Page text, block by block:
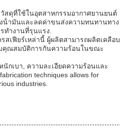
สดุที่ใช้ในอุตสาหกรรมอากาศยานยนต์
น้ํามันและลดค่าขนส่งความทนทานทาง
ทํางานที่รุนแรง.
สเฟียร์เหล่านี้ ผู้ผลิตสามารถผลิตเคลือบ
คุณสมบัติการกันความร้อนในขณะ
นักเบา, ความละเอียดความร้อนและ
techniques allows for
industries.